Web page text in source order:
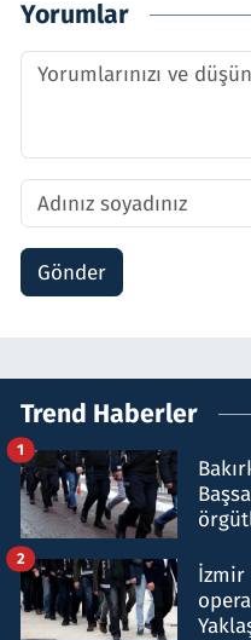
Yorumlar
Gönder
Trend Haberler
1
İzmir
2